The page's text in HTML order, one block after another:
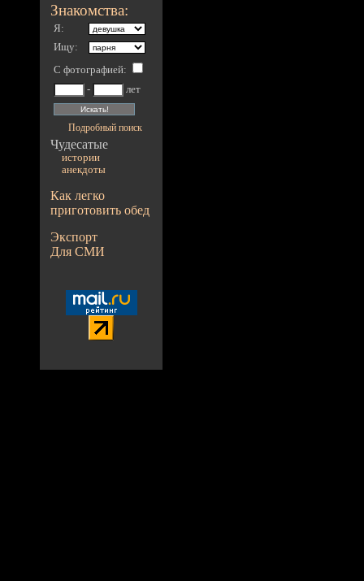
Знакомства:
Я:
Ищу:
С фотографией:
-
лет
Подробный поиск
Чудесатые
истории
анекдоты
Как легко
приготовить обед
Экспорт
Для СМИ